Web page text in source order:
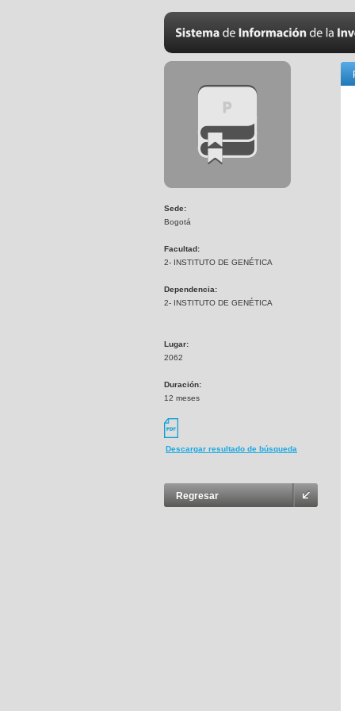
Sede:
Bogotá
Facultad:
2- INSTITUTO DE GENÉTICA
Dependencia:
2- INSTITUTO DE GENÉTICA
Lugar:
2062
Duración:
12 meses
Descargar resultado de búsqueda
Regresar